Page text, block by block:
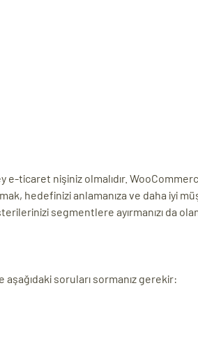
ticaret nişiniz olmalıdır.
hedefinizi anlamanıza ve daha iyi
segmentlere ayırmanızı da
soruları sormanız gerekir: